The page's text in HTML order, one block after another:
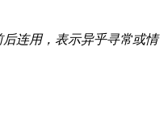
后连用，表示异乎寻常或情